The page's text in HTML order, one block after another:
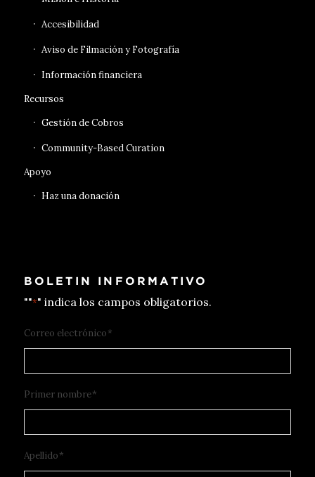
Accesibilidad
Aviso de Filmación y Fotografía
Información financiera
Recursos
Gestión de Cobros
Community-Based Curation
Apoyo
Haz una donación
BOLETIN INFORMATIVO
""*" indica los campos obligatorios.
Correo electrónico*
Primer nombre*
Apellido*